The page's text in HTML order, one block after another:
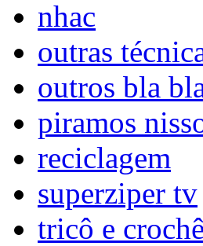
nhac
outras
outros bla
piramos
reciclagem
superziper tv
tricô e crochê